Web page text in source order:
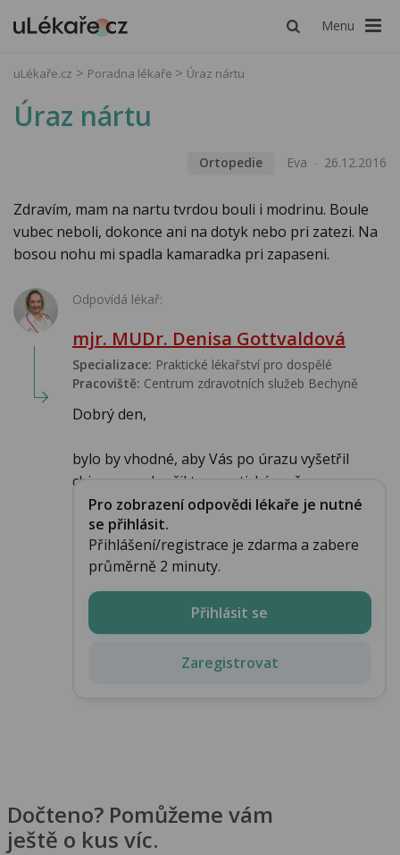
Menu
uLékaře.cz Poradna lékaře Úraz nártu
Úraz nártu
Ortopedie Eva 26.12.2016
Zdravím, mam na nartu tvrdou bouli i modrinu. Boule
vubec neboli, dokonce ani na dotyk nebo pri zatezi. Na
bosou nohu mi spadla kamaradka pri zapaseni.
Odpovídá lékař:
mjr. MUDr. Denisa Gottvaldová
Specializace: Praktické lékařství pro dospělé
Pracoviště: Centrum zdravotních služeb Bechyně
Dobrý den,
bylo by vhodné, aby Vás po úrazu vyšetřil
chirurg a vyloučil traumatické změn...
Pro zobrazení odpovědi lékaře je nutné
se přihlásit.
Přihlášení/registrace je zdarma a zabere
průměrně 2 minuty.
Přihlásit se
Zaregistrovat
Dočteno? Pomůžeme vám
ještě o kus víc.